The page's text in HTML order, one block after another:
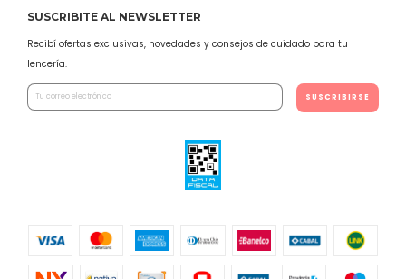
SUSCRIBITE AL NEWSLETTER
Recibí ofertas exclusivas, novedades y consejos de cuidado para tu
lencería.